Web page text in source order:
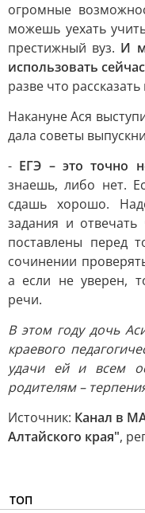
огромные
можешь уехать
престижный вуз. И
использовать
разве что
Накануне Ася
дала советы
- ЕГЭ – это точно
знаешь, либо нет.
сдашь хорошо.
задания и
поставлены перед
сочинении
а если не уверен,
речи.
В этом году дочь
краевого
удачи ей и всем
родителям –
Источник: Канал в
Алтайского края",
ТОП